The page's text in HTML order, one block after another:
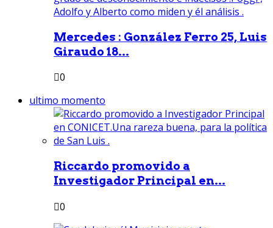
Mercedes : González Ferro 25, Luis
Giraudo 18...
0
ultimo momento
Riccardo promovido a
Investigador Principal en...
0